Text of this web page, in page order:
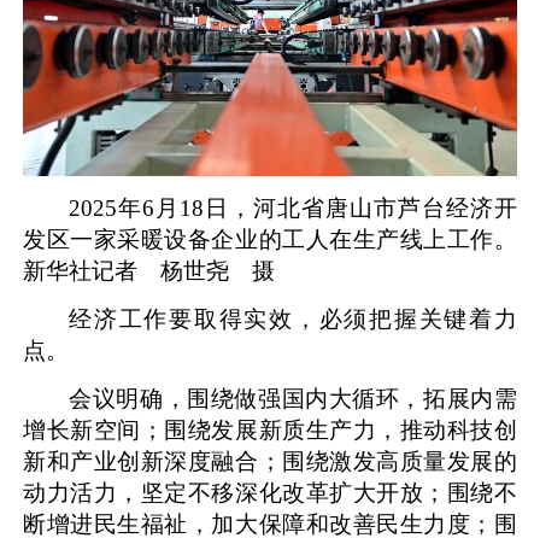
2025年6月18日，河北省唐山市芦台经济开
发区一家采暖设备企业的工人在生产线上工作。
新华社记者 杨世尧 摄
经济工作要取得实效，必须把握关键着力
点。
会议明确，围绕做强国内大循环，拓展内需
增长新空间；围绕发展新质生产力，推动科技创
新和产业创新深度融合；围绕激发高质量发展的
动力活力，坚定不移深化改革扩大开放；围绕不
断增进民生福祉，加大保障和改善民生力度；围